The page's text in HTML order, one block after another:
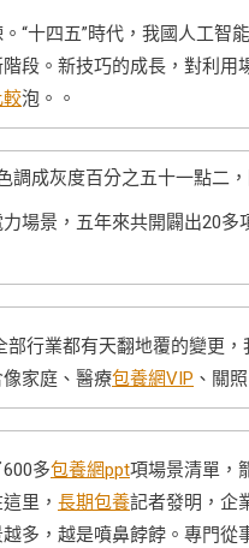
“十四五”時代，我國人工智
段。新技巧的成長，對利
較泡。。
調成灰度百分之五十一點二
場景，五年來共開闢出20
行業都有天翻地覆的變更
家庭、醫療包養網VIP 、關
多包養網ppt項場景清單，
里， 長期包養記者發明，企
多，越是噴鼻餑餑。專門從